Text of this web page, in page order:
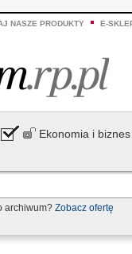
NASZE PRODUKTY E-
Ekonomia i biznes
archiwum? Zobacz ofertę